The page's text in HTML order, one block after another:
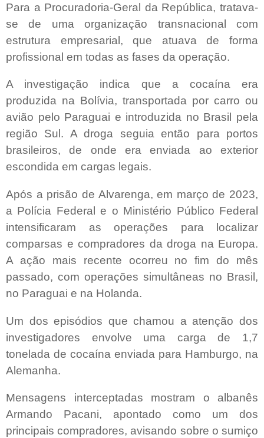
Para a Procuradoria-Geral da República, tratava-
se de uma organização transnacional com
estrutura empresarial, que atuava de forma
profissional em todas as fases da operação.
A investigação indica que a cocaína era
produzida na Bolívia, transportada por carro ou
avião pelo Paraguai e introduzida no Brasil pela
região Sul. A droga seguia então para portos
brasileiros, de onde era enviada ao exterior
escondida em cargas legais.
Após a prisão de Alvarenga, em março de 2023,
a Polícia Federal e o Ministério Público Federal
intensificaram as operações para localizar
comparsas e compradores da droga na Europa.
A ação mais recente ocorreu no fim do mês
passado, com operações simultâneas no Brasil,
no Paraguai e na Holanda.
Um dos episódios que chamou a atenção dos
investigadores envolve uma carga de 1,7
tonelada de cocaína enviada para Hamburgo, na
Alemanha.
Mensagens interceptadas mostram o albanês
Armando Pacani, apontado como um dos
principais compradores, avisando sobre o sumiço